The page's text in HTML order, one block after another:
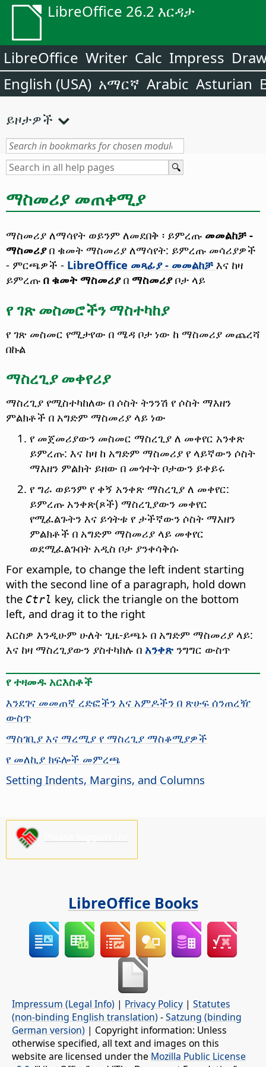
LibreOffice 26.2 እርዳታ
LibreOffice Writer Calc Impress
English (USA) አማርኛ Arabic Asturian
ይዞታዎች
ማስመሪያ መጠቀሚያ
ማስመሪያ ለማሳየት ወይንም ለመደበቅ ፡ ይምረጡ መመልከቻ -
ማስመሪያበ ቁመት ማስመሪያ ለማሳየት: ይምረጡ መሳሪያዎች
- ምርጫዎች - LibreOffice መጻፊያ - መመልከቻ እና ከዛ
ይምረጡ በ ቁመት ማስመሪያበ ማስመሪያቦታ ላይ
የ ገጽ መስመሮችን ማስተካከያ
የ ገጽ መስመር የሚታየው በ ሜዳ ቦታ ነው ከ ማስመሪያ መጨረሻ
በኩል
ማስረጊያ መቀየሪያ
ማስረጊያ የሚስተካከለው በ ሶስት ትንንሽ የ ሶስት ማእዘን
ምልክቶች በ አግድም ማስመሪያ ላይ ነው
የ መጀመሪያውን መስመር ማስረጊያ ለ መቀየር አንቀጽ
ይምረጡ: እና ከዛ ከ አግድም ማስመሪያ የ ላይኛውን ሶስት
ማእዘን ምልክት ይዘው በ መጎተት ቦታውን ይቀይሩ
የ ግራ ወይንም የ ቀኝ አንቀጽ ማስረጊያ ለ መቀየር:
ይምረጡ አንቀጽ(ጾች) ማስረጊያውን መቀየር
የሚፈልጉትን እና ይጎትቱ የ ታችኛውን ሶስት ማእዘን
ምልክቶች በ አግድም ማስመሪያ ላይ መቀየር
ወደሚፈልጉበት አዲስ ቦታ ያንቀሳቅሱ
For example, to change the left indent starting
with the second line of a paragraph, hold down
the Ctrl key, click the triangle on the bottom
left, and drag it to the right
እርስዎ እንዲሁም ሁለት ጊዜ-ይጫኑ በ አግድም ማስመሪያ ላይ:
እና ከዛ ማስረጊያውን ያስተካክሉ በ አንቀጽ ንግግር ውስጥ
የ ተዛመዱ አርእስቶች
እንደገና መመጠኛ ረድፎችን እና አምዶችን በ ጽሁፍ ሰንጠረዥ
ውስጥ
ማስገቢያ እና ማረሚያ የ ማስረጊያ ማስቆሚያዎች
የ መለኪያ ክፍሎች መምረጫ
Setting Indents, Margins, and Columns
LibreOffice Books
Impressum (Legal Info) | Privacy Policy | Statutes
(non-binding English translation) -Satzung (binding
German version) | Copyright information: Unless
otherwise specified, all text and images on this
website are licensed under the Mozilla Public License